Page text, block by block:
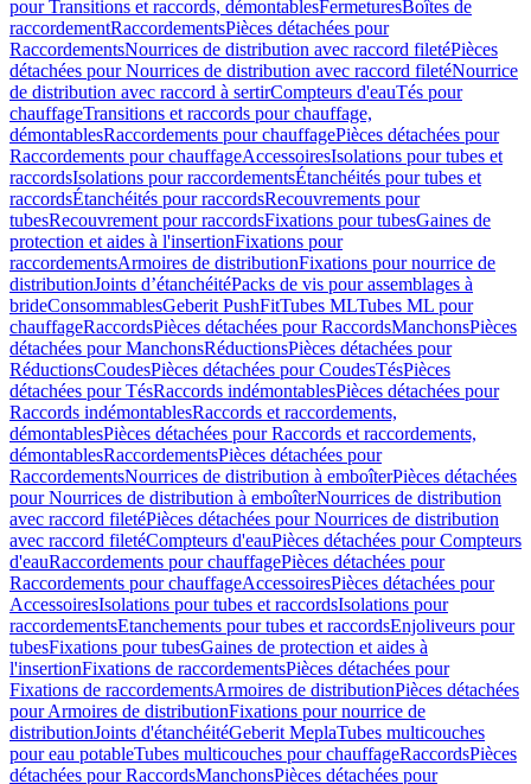
pour Transitions et raccords, démontablesFermeturesBoîtes de
raccordementRaccordementsPièces détachées pour
RaccordementsNourrices de distribution avec raccord filetéPièces
détachées pour Nourrices de distribution avec raccord filetéNourrice
de distribution avec raccord à sertirCompteurs d'eauTés pour
chauffageTransitions et raccords pour chauffage,
démontablesRaccordements pour chauffagePièces détachées pour
Raccordements pour chauffageAccessoiresIsolations pour tubes et
raccordsIsolations pour raccordementsÉtanchéités pour tubes et
raccordsÉtanchéités pour raccordsRecouvrements pour
tubesRecouvrement pour raccordsFixations pour tubesGaines de
protection et aides à l'insertionFixations pour
raccordementsArmoires de distributionFixations pour nourrice de
distributionJoints d’étanchéitéPacks de vis pour assemblages à
brideConsommablesGeberit PushFitTubes MLTubes ML pour
chauffageRaccordsPièces détachées pour RaccordsManchonsPièces
détachées pour ManchonsRéductionsPièces détachées pour
RéductionsCoudesPièces détachées pour CoudesTésPièces
détachées pour TésRaccords indémontablesPièces détachées pour
Raccords indémontablesRaccords et raccordements,
démontablesPièces détachées pour Raccords et raccordements,
démontablesRaccordementsPièces détachées pour
RaccordementsNourrices de distribution à emboîterPièces détachées
pour Nourrices de distribution à emboîterNourrices de distribution
avec raccord filetéPièces détachées pour Nourrices de distribution
avec raccord filetéCompteurs d'eauPièces détachées pour Compteurs
d'eauRaccordements pour chauffagePièces détachées pour
Raccordements pour chauffageAccessoiresPièces détachées pour
AccessoiresIsolations pour tubes et raccordsIsolations pour
raccordementsEtanchements pour tubes et raccordsEnjoliveurs pour
tubesFixations pour tubesGaines de protection et aides à
l'insertionFixations de raccordementsPièces détachées pour
Fixations de raccordementsArmoires de distributionPièces détachées
pour Armoires de distributionFixations pour nourrice de
distributionJoints d'étanchéitéGeberit MeplaTubes multicouches
pour eau potableTubes multicouches pour chauffageRaccordsPièces
détachées pour RaccordsManchonsPièces détachées pour